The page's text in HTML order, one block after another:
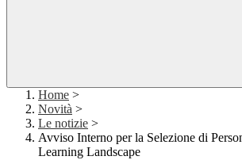
Home >
Novità >
Le notizie >
Avviso Interno per la Selezione di
Learning Landscape